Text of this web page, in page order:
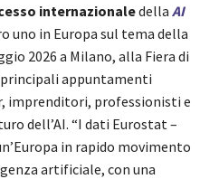
internazionaledella AI
uno in Europa sul tema della
2026 a Milano, alla Fiera di
principali appuntamenti
imprenditori, professionisti e
dell’AI. “I dati Eurostat –
in rapido movimento
artificiale, con una